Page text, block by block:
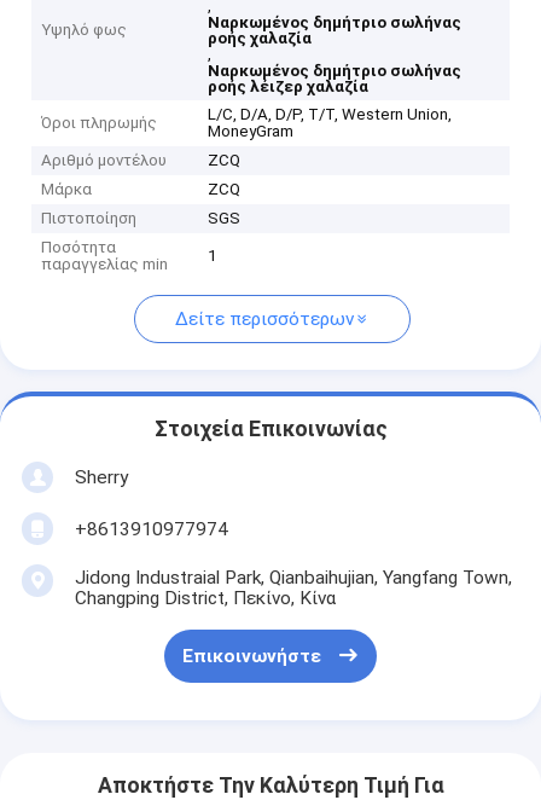
Υψηλό φως
,
Ναρκωμένος δημήτριο σωλήνας
ροής χαλαζία
,
Ναρκωμένος δημήτριο σωλήνας
ροής λέιζερ χαλαζία
Όροι πληρωμής
L/C, D/A, D/P, T/T, Western Union,
MoneyGram
Αριθμό μοντέλου
ZCQ
Μάρκα
ZCQ
Πιστοποίηση
SGS
Ποσότητα
παραγγελίας min
1
Δείτε περισσότερων
Στοιχεία Επικοινωνίας
Sherry
+8613910977974
Jidong Industraial Park, Qianbaihujian, Yangfang Town,
Changping District, Πεκίνο, Κίνα
Επικοινωνήστε
Αποκτήστε Την Καλύτερη Τιμή Για